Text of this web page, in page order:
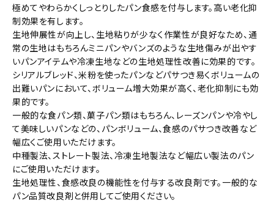
極めてやわらかくしっとりしたパン食感を付与します。高い老化抑
制効果を有します。
生地伸展性が向上し、生地粘りが少なく作業性が良好なため、通
常の生地はもちろんミニパンやバンズのような生地傷みが出やす
いパンアイテムや冷凍生地などの生地処理性改善に効果的です。
シリアルブレッド、米粉を使ったパンなどパサつき易くボリュームの
出難いパンにおいて、ボリューム増大効果が高く、老化抑制にも効
果的です。
一般的な食パン類、菓子パン類はもちろん、レーズンパンや冷やし
て美味しいパンなどの、パンボリューム、食感のパサつき改善など
幅広くご使用いただけます。
中種製法、ストレート製法、冷凍生地製法など幅広い製法のパン
にご使用いただけます。
生地処理性、食感改良の機能性を付与する改良剤です。一般的な
パン品質改良剤と併用してご使用ください。